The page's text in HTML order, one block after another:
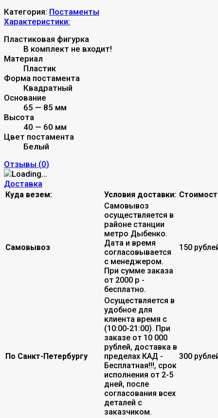
Категория: Постаменты
Характеристики:
Пластиковая фигурка
В комплект не входит!
Материал
Пластик
Форма постамента
Квадратный
Основание
65 — 85 мм
Высота
40 — 60 мм
Цвет постамента
Белый
Отзывы (0)
Доставка
Куда везем: Условия доставки:
Самовывоз
Самовывоз
осуществляется в
районе станции
метро Дыбенко.
Дата и время
согласовывается
с менеджером.
При сумме заказа
от 2000 р -
бесплатно.
150
По Санкт-Петербургу
Осуществляется в
удобное для
клиента время с
(10:00-21:00). При
заказе от 10 000
рублей, доставка в
пределах КАД -
Бесплатная!!!, срок
исполнения от 2-5
дней, после
согласования всех
деталей с
заказчиком.
300